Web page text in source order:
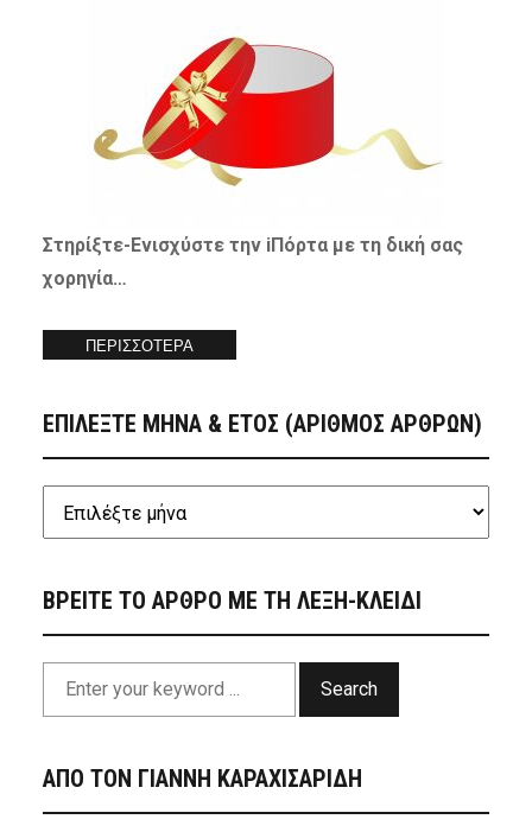
Στηρίξτε-Ενισχύστετην iΠόρτα με τη δική σας
χορηγία…
ΠΕΡΙΣΣΟΤΕΡΑ
ΕΠΙΛΕΞΤΕ ΜΗΝΑ & ΕΤΟΣ (ΑΡΙΘΜΟΣ ΑΡΘΡΩΝ)
ΒΡΕΙΤΕ ΤΟ ΑΡΘΡΟ ΜΕ ΤΗ ΛΕΞΗ-ΚΛΕΙΔΙ
Search
ΑΠΟ ΤΟΝ ΓΙΑΝΝΗ ΚΑΡΑΧΙΣΑΡΙΔΗ